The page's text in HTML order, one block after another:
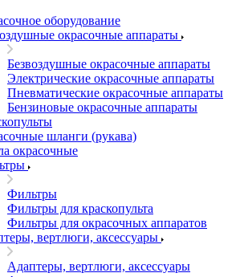
оборудование
окрасочные аппараты
Безвоздушные окрасочные аппараты
Электрические окрасочные аппараты
Пневматические окрасочные аппараты
Бензиновые окрасочные аппараты
шланги (рукава)
окрасочные
Фильтры
Фильтры для краскопульта
Фильтры для окрасочных аппаратов
вертлюги, аксессуары
Адаптеры, вертлюги, аксессуары